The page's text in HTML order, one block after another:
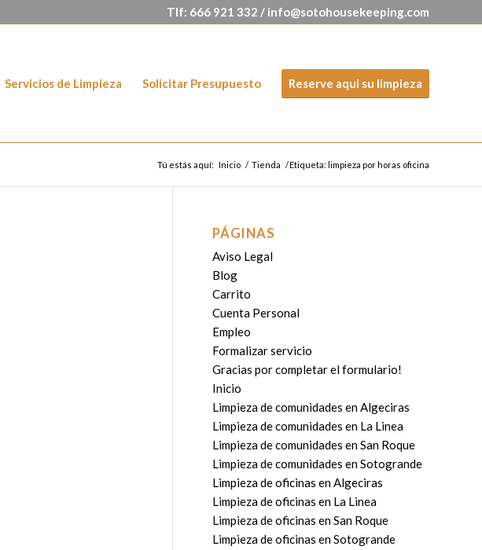
Tlf: 666 921 332 / info@sotohousekeeping.com
Servicios de Limpieza Solicitar Presupuesto Reserve aqui su limpieza
Tú estás aquí: Inicio / Tienda /Etiqueta: limpieza por horas oficina
PÁGINAS
Aviso Legal
Blog
Carrito
Cuenta Personal
Empleo
Formalizar servicio
Gracias por completar el formulario!
Inicio
Limpieza de comunidades en Algeciras
Limpieza de comunidades en La Linea
Limpieza de comunidades en San Roque
Limpieza de comunidades en Sotogrande
Limpieza de oficinas en Algeciras
Limpieza de oficinas en La Linea
Limpieza de oficinas en San Roque
Limpieza de oficinas en Sotogrande